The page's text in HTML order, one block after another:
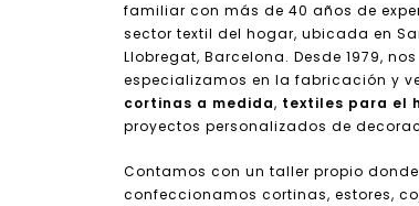
familiar con más de 40 años de
sector textil del hogar, ubicada en
Llobregat, Barcelona. Desde 1979, nos
especializamos en la fabricación y
cortinas a medida, textiles para el
proyectos personalizados de
Contamos con un taller propio donde
confeccionamos cortinas, estores,